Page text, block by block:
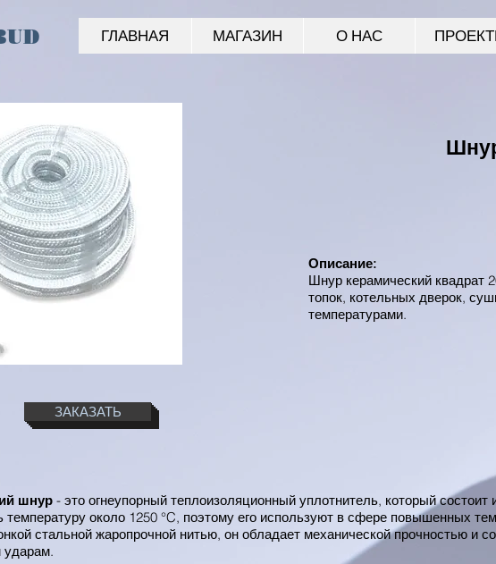
ГЛАВНАЯ МАГАЗИН О НАС
Описание:
Шнур керамический квадрат
топок, котельных дверок,
температурами.
ЗАКАЗАТЬ
шнур - это огнеупорный теплоизоляционный уплотнитель, который
температуру около 1250 °C, поэтому его используют в сфере повышенных
стальной жаропрочной нитью, он обладает механической прочностью и
ударам.